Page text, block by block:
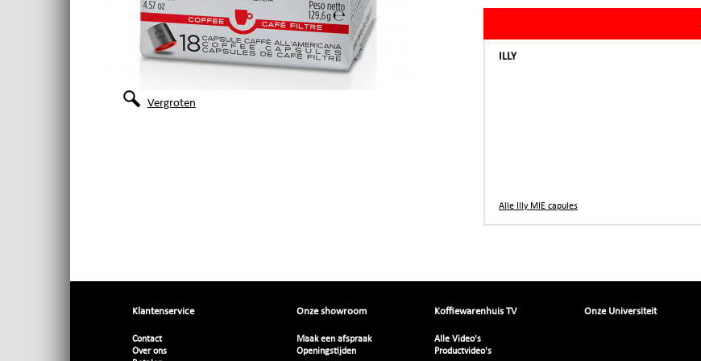
Vergroten
ILLY
Alle Illy MIE capules
Klantenservice
Contact
Over ons
Onze showroom
Maak een afspraak
Openingstijden
Koffiewarenhuis TV
Alle Video's
Productvideo's
Onze Universiteit